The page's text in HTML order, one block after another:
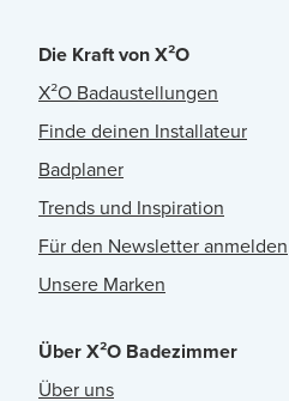
Die Kraft von X²O
X²O Badaustellungen
Finde deinen Installateur
Badplaner
Trends und Inspiration
Für den Newsletter anmelden
Unsere Marken
Über X²O Badezimmer
Über uns